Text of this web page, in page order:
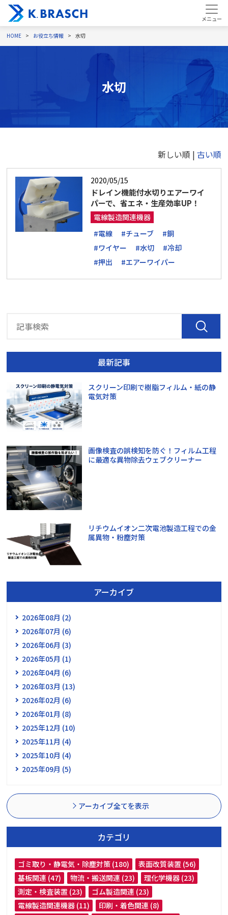
HOME お役立ち情報 水切
水切
新しい順 | 古い順
2020/05/15
ドレイン機能付水切りエアーワイ
パーで、省エネ・生産効率UP！
電線製造関連機器
#電線
#チューブ
#銅
#ワイヤー
#水切
#冷却
#押出
#エアーワイパー
最新記事
スクリーン印刷で樹脂フィルム・紙の静
電気対策
画像検査の誤検知を防ぐ！フィルム工程
に最適な異物除去ウェブクリーナー
リチウムイオン二次電池製造工程での金
属異物・粉塵対策
アーカイブ
2026年08月 (2)
2026年07月 (6)
2026年06月 (3)
2026年05月 (1)
2026年04月 (6)
2026年03月 (13)
2026年02月 (6)
2026年01月 (8)
2025年12月 (10)
2025年11月 (4)
2025年10月 (4)
2025年09月 (5)
アーカイブ全てを表示
カテゴリ
ゴミ取り・静電気・除塵対策 (180)
表面改質装置 (56)
基板関連 (47)
物流・搬送関連 (23)
理化学機器 (23)
測定・検査装置 (23)
ゴム製造関連 (23)
電線製造関連機器 (11)
印刷・着色関連 (8)